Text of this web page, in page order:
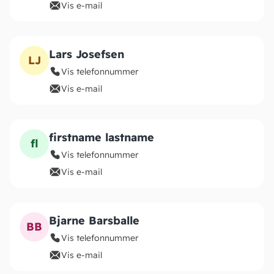
Vis e-mail
LJ Lars Josefsen
Vis telefonnummer
Vis e-mail
fl firstname lastname
Vis telefonnummer
Vis e-mail
BB Bjarne Barsballe
Vis telefonnummer
Vis e-mail